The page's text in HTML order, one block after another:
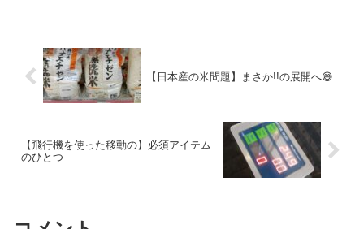
【日本産の米問題】まさか!!の展開へ😅
【飛行機を使った移動の】必須アイテム
のひとつ